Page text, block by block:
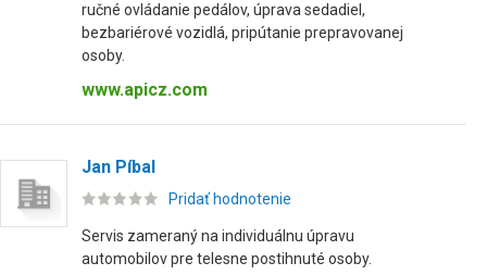
ručné ovládanie pedálov, úprava sedadiel,
bezbariérové vozidlá, pripútanie prepravovanej
osoby.
www.apicz.com
Jan Píbal
Pridať hodnotenie
Servis zameraný na individuálnu úpravu
automobilov pre telesne postihnuté osoby.